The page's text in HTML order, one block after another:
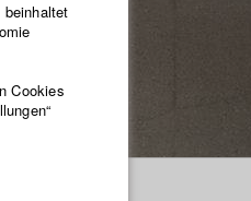
Cookies